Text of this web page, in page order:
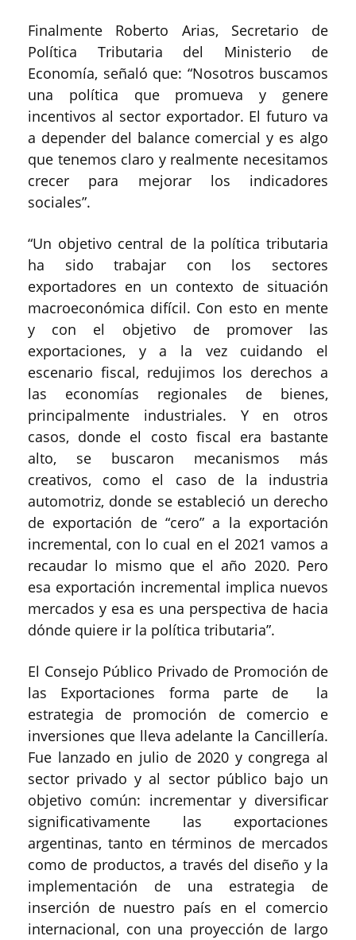
Finalmente Roberto Arias, Secretario de
Política Tributaria del Ministerio de
Economía, señaló que: “Nosotros buscamos
una política que promueva y genere
incentivos al sector exportador. El futuro va
a depender del balance comercial y es algo
que tenemos claro y realmente necesitamos
crecer para mejorar los indicadores
sociales”.
“Un objetivo central de la política tributaria
ha sido trabajar con los sectores
exportadores en un contexto de situación
macroeconómica difícil. Con esto en mente
y con el objetivo de promover las
exportaciones, y a la vez cuidando el
escenario fiscal, redujimos los derechos a
las economías regionales de bienes,
principalmente industriales. Y en otros
casos, donde el costo fiscal era bastante
alto, se buscaron mecanismos más
creativos, como el caso de la industria
automotriz, donde se estableció un derecho
de exportación de “cero” a la exportación
incremental, con lo cual en el 2021 vamos a
recaudar lo mismo que el año 2020. Pero
esa exportación incremental implica nuevos
mercados y esa es una perspectiva de hacia
dónde quiere ir la política tributaria”.
El Consejo Público Privado de Promoción de
las Exportaciones forma parte de la
estrategia de promoción de comercio e
inversiones que lleva adelante la Cancillería.
Fue lanzado en julio de 2020 y congrega al
sector privado y al sector público bajo un
objetivo común: incrementar y diversificar
significativamente las exportaciones
argentinas, tanto en términos de mercados
como de productos, a través del diseño y la
implementación de una estrategia de
inserción de nuestro país en el comercio
internacional, con una proyección de largo